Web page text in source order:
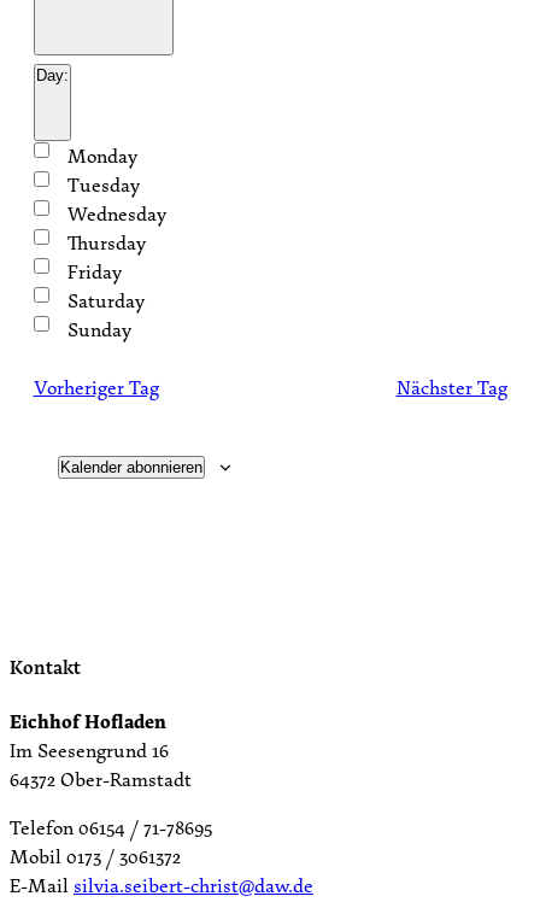
Close
Veranstaltungsorte
Day:
filterClose
filter
Day
Monday
Tuesday
Wednesday
Thursday
Friday
Saturday
Sunday
Vorheriger Tag
Nächster Tag
Kalender abonnieren
Kontakt
Eichhof Hofladen
Im Seesengrund 16
64372 Ober-Ramstadt
Telefon 06154 / 71-78695
Mobil 0173 / 3061372
E-Mailsilvia.seibert-christ@daw.de